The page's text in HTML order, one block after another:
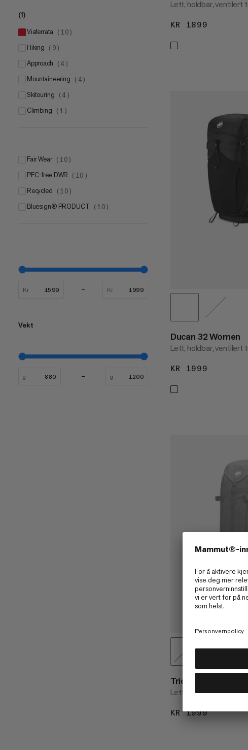
(1)
viaferrata ( 10 )
hiking ( 9 )
approach ( 4 )
mountaineering ( 4 )
skitouring ( 4 )
climbing ( 1 )
Fair Wear ( 10 )
PFC-free DWR ( 10 )
Recycled ( 10 )
bluesign® PRODUCT ( 10 )
Kr Kr
Vekt
g g
Lett, holdbar, ventilert
KR 1899
Ducan 32 Women
Lett, holdbar, ventilert
KR 1999
Trion 38
Lettvektig og
KR 1999KR 1999